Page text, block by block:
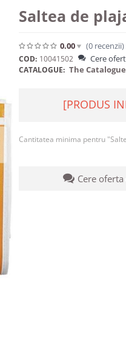
Saltea de
0.00 (0 recenzii)
COD: 10041502 Cere
CATALOGUE: The Catalogue
[PRODUS
Cantitatea minima pentru
Cere